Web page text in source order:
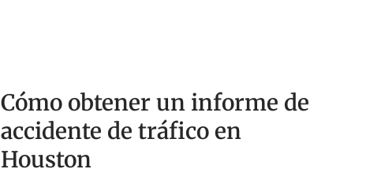
Cómo obtener un informe de
accidente de tráfico en
Houston